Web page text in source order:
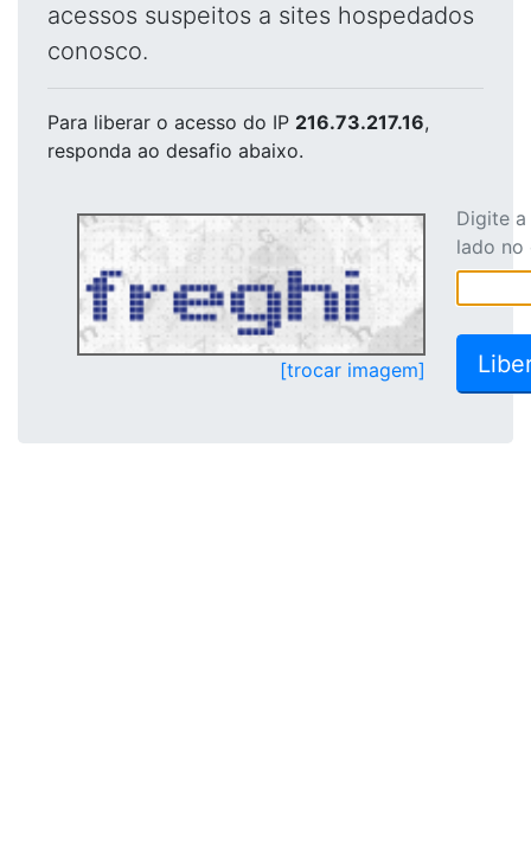
acessos suspeitos a sites hospedados
conosco.
Para liberar o acesso do IP 216.73.217.16,
responda ao desafio abaixo.
[trocar imagem]
Digite
lado no